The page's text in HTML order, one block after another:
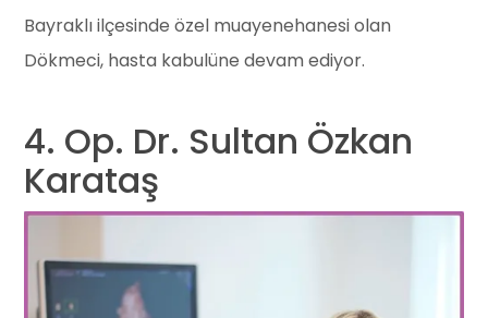
Bayraklı ilçesinde özel muayenehanesi olan
Dökmeci, hasta kabulüne devam ediyor.
4. Op. Dr. Sultan Özkan
Karataş